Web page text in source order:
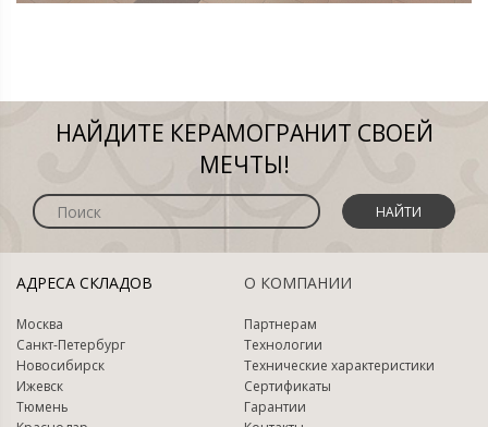
НАЙДИТЕ КЕРАМОГРАНИТ СВОЕЙ
МЕЧТЫ!
НАЙТИ
АДРЕСА СКЛАДОВ
Москва
Санкт-Петербург
Новосибирск
Ижевск
Тюмень
О КОМПАНИИ
Партнерам
Технологии
Технические характеристики
Сертификаты
Гарантии